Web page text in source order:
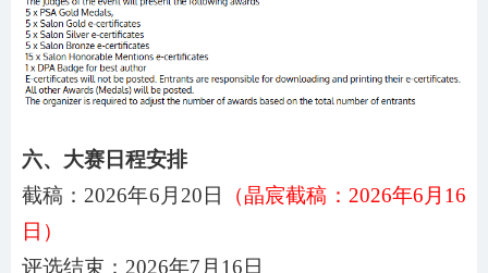
六、大赛日程安排
截稿：2026年6月 20 日 （晶宸截稿： 2026年6月 16
日）
评选结束： 2026年7 月 16 日